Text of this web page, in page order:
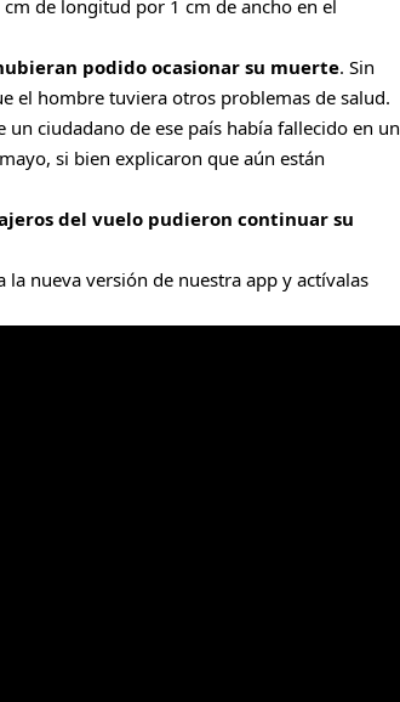
de longitud por 1 cm de ancho en el
podido ocasionar su muerte. Sin
el hombre tuviera otros problemas de salud.
ciudadano de ese país había fallecido en un
si bien explicaron que aún están
del vuelo pudieron continuar su
nueva versión de nuestra app y actívalas